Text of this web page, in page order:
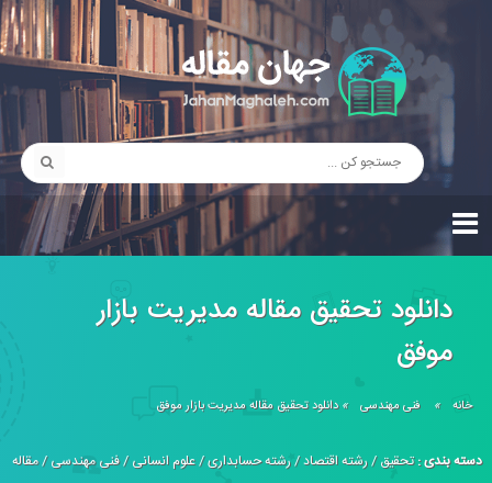
دانلود تحقیق مقاله مدیریت بازار
موفق
خانه » فنی مهندسی »دانلود تحقیق مقاله مدیریت بازار موفق
دسته بندی :تحقیق/رشته اقتصاد/رشته حسابداری/علوم انسانی/فنی مهندسی/مقاله